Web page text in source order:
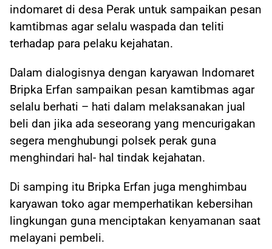
indomaret di desa Perak untuk sampaikan pesan
kamtibmas agar selalu waspada dan teliti
terhadap para pelaku kejahatan.
Dalam dialogisnya dengan karyawan Indomaret
Bripka Erfan sampaikan pesan kamtibmas agar
selalu berhati – hati dalam melaksanakan jual
beli dan jika ada seseorang yang mencurigakan
segera menghubungi polsek perak guna
menghindari hal- hal tindak kejahatan.
Di samping itu Bripka Erfan juga menghimbau
karyawan toko agar memperhatikan kebersihan
lingkungan guna menciptakan kenyamanan saat
melayani pembeli.